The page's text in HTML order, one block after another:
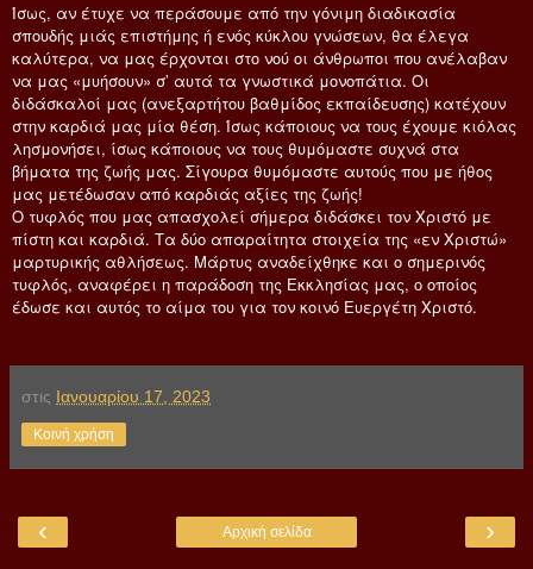
Ίσως, αν έτυχε να περάσουμε από την γόνιμη διαδικασία
σπουδής μιάς επιστήμης ή ενός κύκλου γνώσεων, θα έλεγα
καλύτερα, να μας έρχονται στο νού οι άνθρωποι που ανέλαβαν
να μας «μυήσουν» σ’ αυτά τα γνωστικά μονοπάτια. Οι
διδάσκαλοί μας (ανεξαρτήτου βαθμίδος εκπαίδευσης) κατέχουν
στην καρδιά μας μία θέση. Ίσως κάποιους να τους έχουμε κιόλας
λησμονήσει, ίσως κάποιους να τους θυμόμαστε συχνά στα
βήματα της ζωής μας. Σίγουρα θυμόμαστε αυτούς που με ήθος
μας μετέδωσαν από καρδιάς αξίες της ζωής!
Ο τυφλός που μας απασχολεί σήμερα διδάσκει τον Χριστό με
πίστη και καρδιά. Τα δύο απαραίτητα στοιχεία της «εν Χριστώ»
μαρτυρικής αθλήσεως. Μάρτυς αναδείχθηκε και ο σημερινός
τυφλός, αναφέρει η παράδοση της Εκκλησίας μας, ο οποίος
έδωσε και αυτός το αίμα του για τον κοινό Ευεργέτη Χριστό.
στις Ιανουαρίου 17, 2023
Κοινή χρήση
‹ ›
Αρχική σελίδα